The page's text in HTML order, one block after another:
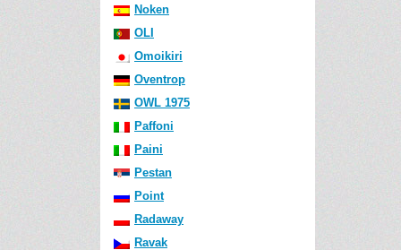
Noken
OLI
Omoikiri
Oventrop
OWL 1975
Paffoni
Paini
Pestan
Point
Radaway
Ravak